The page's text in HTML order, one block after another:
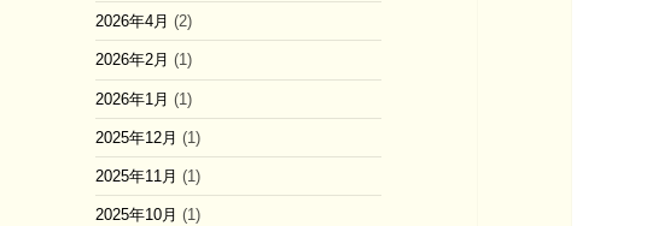
2026年4月 (2)
2026年2月 (1)
2026年1月 (1)
2025年12月 (1)
2025年11月 (1)
2025年10月 (1)